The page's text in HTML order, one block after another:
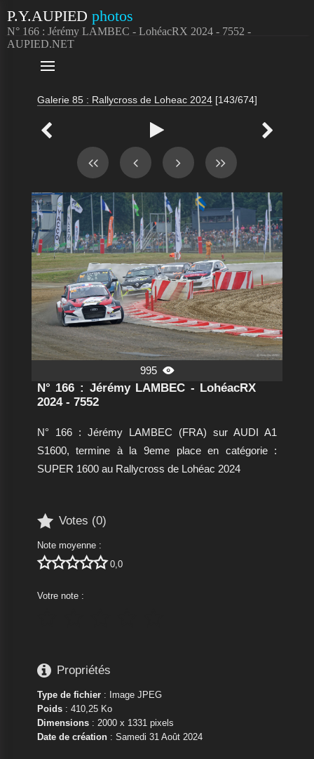
P.Y.AUPIED photos
N° 166 : Jérémy LAMBEC - LohéacRX 2024 - 7552 -
AUPIED.NET

Galerie 85 : Rallycross de Loheac 2024 [143/674]
  
995 
N° 166 : Jérémy LAMBEC - LohéacRX
2024 - 7552
N° 166 : Jérémy LAMBEC (FRA) sur AUDI A1
S1600, termine à la 9eme place en catégorie :
SUPER 1600 au Rallycross de Lohéac 2024
 Votes (0)
Note moyenne :
 0,0
Votre note :
 Propriétés
Type de fichier: Image JPEG
Poids: 410,25 Ko
Dimensions: 2000 x 1331 pixels
Date de création: Samedi 31 Août 2024